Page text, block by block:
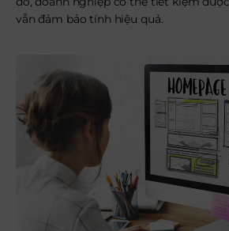
vẫn đảm bảo tính hiệu quả.